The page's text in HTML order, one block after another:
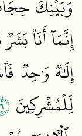
وَبَيۡنِكَ
إِنَّمَآ أَنَا۠
إِلَٰهٞ وَٰحِدٞ
لِّلۡمُشۡرِكِينَ